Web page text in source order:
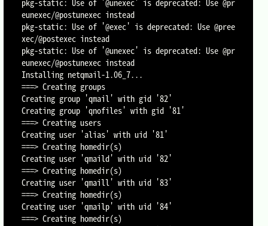
eunexec/@postunexec instead
pkg-static: Use of '@exec' is deprecated: Use @pree
xec/@postexec instead
pkg-static: Use of '@unexec' is deprecated: Use @pr
eunexec/@postunexec instead
Installing netqmail-1.06_7...
===> Creating groups
Creating group 'qmail' with gid '82'
Creating group 'qnofiles' with gid '81'
===> Creating users
Creating user 'alias' with uid '81'
===> Creating homedir(s)
Creating user 'qmaild' with uid '82'
===> Creating homedir(s)
Creating user 'qmaill' with uid '83'
===> Creating homedir(s)
Creating user 'qmailp' with uid '84'
===> Creating homedir(s)